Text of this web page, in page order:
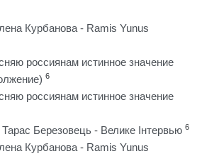
Курбанова - Ramis Yunus
россиянам истинное значение
6
россиянам истинное значение
Березовець - Велике Інтервью 6
Курбанова - Ramis Yunus